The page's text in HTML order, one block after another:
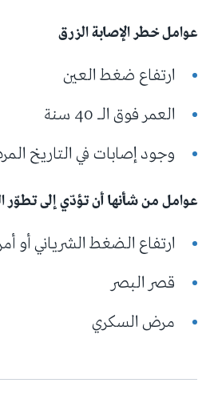
عوامل خطر الإصابة الزرق
ارتفاع ضغط العين
العمر فوق الـ 40 سنة
وجود إصابات في التاريخ
عوامل من شأنها أن تؤدّي إلى تطوّر
ارتفاع الضغط الشرياني أو
قصر البصر
مرض السكري